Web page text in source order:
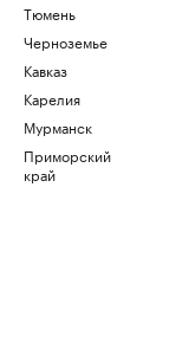
Тюмень
Черноземье
Кавказ
Карелия
Мурманск
Приморский
край